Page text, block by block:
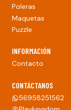
Poleras
Maquetas
Puzzle
INFORMACIÓN
Contacto
CONTÁCTANOS
56958251562